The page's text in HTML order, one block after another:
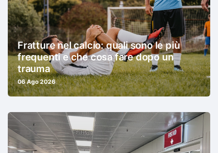
Fratture nel calcio: quali sono le più
frequenti e che cosa fare dopo un
trauma
06 Ago 2026